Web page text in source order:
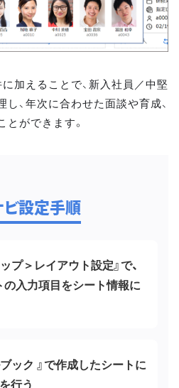
加えることで、新入社員／中堅
、年次に合わせた面談や育成、
ができます。
ビ設定手順
プ＞レイアウト設定』で、
入力項目をシート情報に
ック 』で作成したシートに
行う